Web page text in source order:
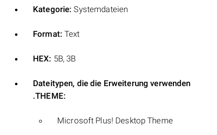
Kategorie: Systemdateien
Format: Text
HEX: 5B, 3B
Dateitypen, die die Erweiterung verwenden
.THEME:
Microsoft Plus! Desktop Theme